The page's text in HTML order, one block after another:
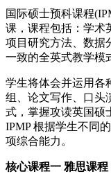
国际硕士预科课程
课，课程包括：学术
项目研究方法、数据
一致的全英式教学模
学生将体会并运用各
组、论文写作、口头
式，掌握攻读英国硕
IPMP 根据学生不同
项综合能力。
核心课程一 雅思课程